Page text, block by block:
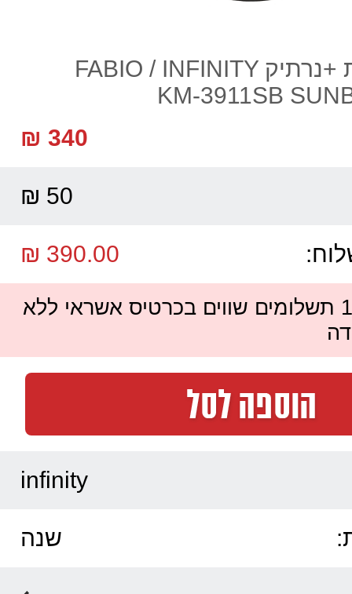
גיטרה קלאסית +נרתיק FABIO / INFINITY
KM-3911SB
340 ₪
50 ₪
390.00 ₪
ניתן לשלם עד 12 תשלומים שווים בכרטיס אשראי ללא
infinity
שנה